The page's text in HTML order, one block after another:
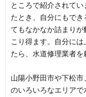
ところで紹介されて
たとき、自分にもで
てもなかなか詰まり
こり得ます。自分に
たら、水道修理業者を
山陽小野田市や下松
のいろいろなエリア